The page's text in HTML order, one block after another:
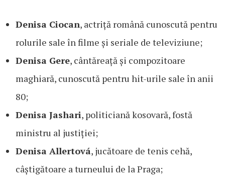
Denisa Ciocan, actriță română cunoscută pentru
rolurile sale în filme și seriale de televiziune;
Denisa Gere, cântăreață și compozitoare
maghiară, cunoscută pentru hit-urile sale în anii
80;
Denisa Jashari, politiciană kosovară, fostă
ministru al justiției;
Denisa Allertová, jucătoare de tenis cehă,
câștigătoare a turneului de la Praga;